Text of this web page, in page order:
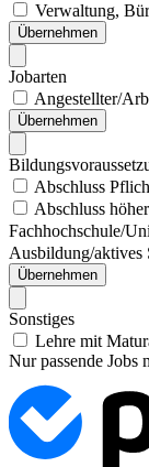
Verwaltung,
Übernehmen
Jobarten
Angestellter/
Übernehmen
Abschluss
Abschluss
Fachhochschule/
Ausbildung/aktives
Übernehmen
Sonstiges
Lehre mit
Nur passende Jobs